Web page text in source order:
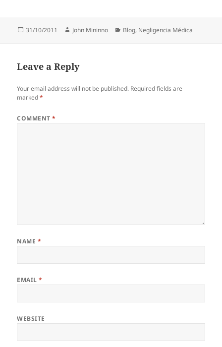
Posted
31/10/2011 Author
John Mininno Categories
Blog, Negligencia Médica
Leave a Reply
Your email address will not be published. Required fields are
marked*
COMMENT*
NAME *
EMAIL*
WEBSITE